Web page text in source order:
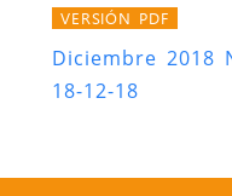
VERSIÓN PDF
Diciembre 2018
18-12-18